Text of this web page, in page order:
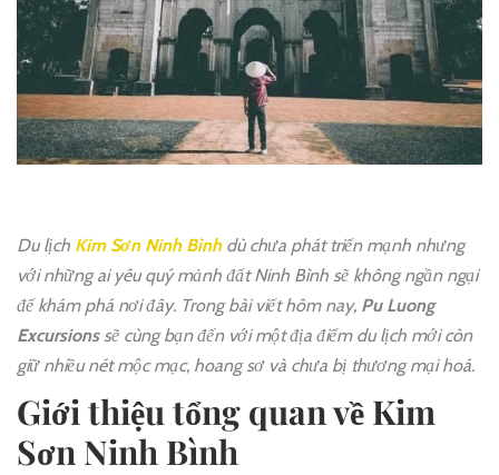
Du lịch Kim Sơn Ninh Bìnhdù chưa phát triển mạnh nhưng
với những ai yêu quý mảnh đất Ninh Bình sẽ không ngần ngại
để khám phá nơi đây. Trong bài viết hôm nay, Pu Luong
Excursionssẽ cùng bạn đến với một địa điểm du lịch mới còn
giữ nhiều nét mộc mạc, hoang sơ và chưa bị thương mại hoá.
Giới thiệu tổng quan về Kim
Sơn Ninh Bình